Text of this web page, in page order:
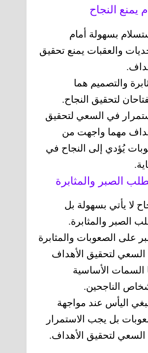
يمنع النجاح
بسهولة أمام
والعقبات يمنع تحقيق
والتصميم هما
لتحقيق النجاح.
في السعي لتحقيق
مهما واجهت من
يُؤدي إلى النجاح في
الصبر والمثابرة
لا يأتي بسهولة بل
الصبر والمثابرة.
على الصعوبات والمثابرة
لتحقيق الأهداف
السمات الأساسية
الناجحين.
اليأس عند مواجهة
بل يجب الاستمرار
لتحقيق الأهداف.